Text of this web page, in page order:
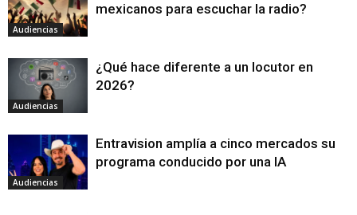
Audiencias
mexicanos para escuchar la radio?
Audiencias
¿Qué hace diferente a un locutor en
2026?
Audiencias
Entravision amplía a cinco mercados su
programa conducido por una IA